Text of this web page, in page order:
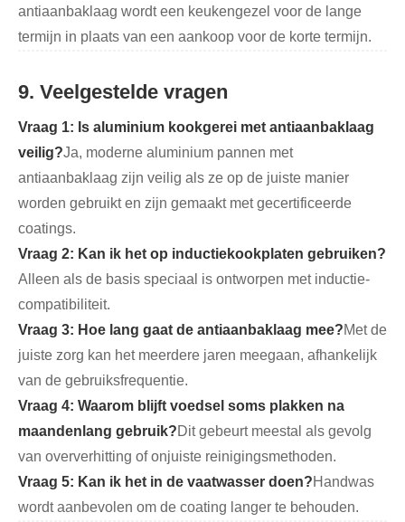
antiaanbaklaag wordt een keukengezel voor de lange
termijn in plaats van een aankoop voor de korte termijn.
9. Veelgestelde vragen
Vraag 1: Is aluminium kookgerei met antiaanbaklaag
veilig?Ja, moderne aluminium pannen met
antiaanbaklaag zijn veilig als ze op de juiste manier
worden gebruikt en zijn gemaakt met gecertificeerde
coatings.
Vraag 2: Kan ik het op inductiekookplaten gebruiken?
Alleen als de basis speciaal is ontworpen met inductie-
compatibiliteit.
Vraag 3: Hoe lang gaat de antiaanbaklaag mee?Met de
juiste zorg kan het meerdere jaren meegaan, afhankelijk
van de gebruiksfrequentie.
Vraag 4: Waarom blijft voedsel soms plakken na
maandenlang gebruik?Dit gebeurt meestal als gevolg
van oververhitting of onjuiste reinigingsmethoden.
Vraag 5: Kan ik het in de vaatwasser doen?Handwas
wordt aanbevolen om de coating langer te behouden.